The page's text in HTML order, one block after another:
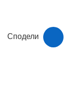
Сподели